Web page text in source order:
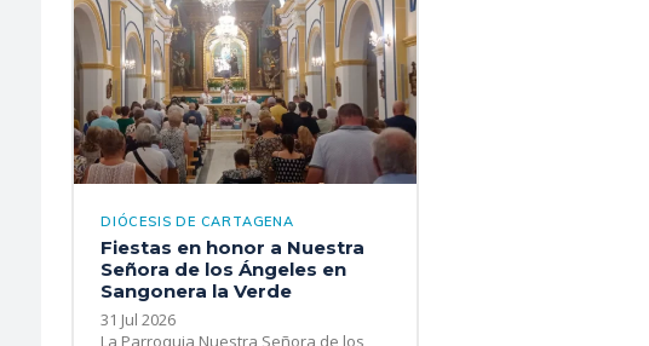
DIÓCESIS DE CARTAGENA
Fiestas en honor a Nuestra
Señora de los Ángeles en
Sangonera la Verde
31 Jul 2026
La Parroquia Nuestra Señora de los